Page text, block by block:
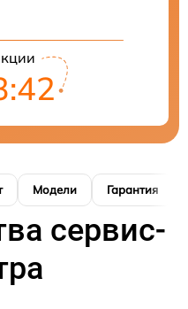
Модели Гарантия
сервис-